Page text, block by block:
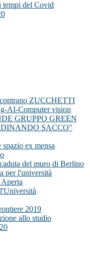
tempi del Covid
ZUCCHETTI
AI-Computer vision
GRUPPO GREEN
SACCO"
ex mensa
del muro di Berlino
per l'università
2019
allo studio